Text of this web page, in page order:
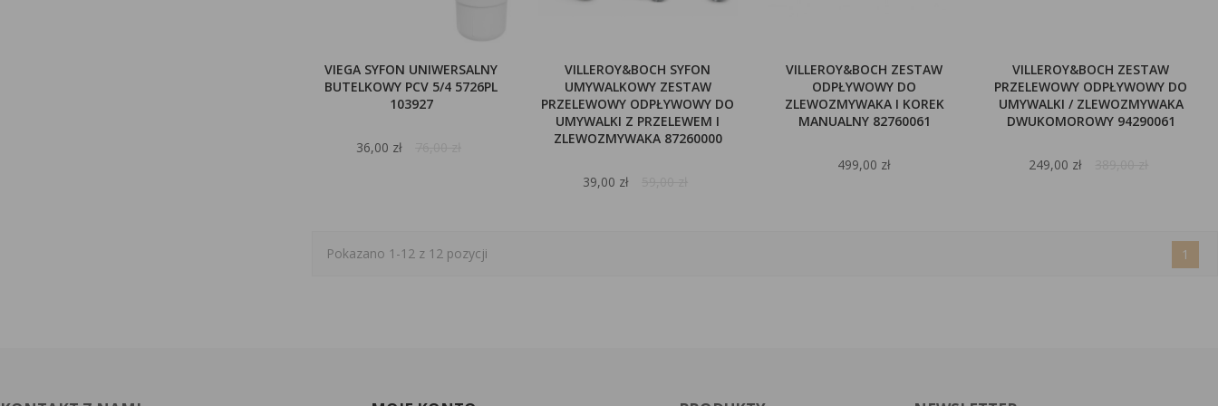
VIEGA SYFON UNIWERSALNY
BUTELKOWY PCV 5/4 5726PL
103927
36,00 zł
VILLEROY&BOCH SYFON
UMYWALKOWY ZESTAW
PRZELEWOWY ODPŁYWOWY DO
UMYWALKI Z PRZELEWEM I
ZLEWOZMYWAKA 87260000
39,00 zł
VILLEROY&BOCH ZESTAW
ODPŁYWOWY DO
ZLEWOZMYWAKA I KOREK
MANUALNY 82760061
499,00 zł
VILLEROY&BOCH ZESTAW
PRZELEWOWY ODPŁYWOWY DO
UMYWALKI / ZLEWOZMYWAKA
DWUKOMOROWY 94290061
249,00 zł
Pokazano 1-12 z 12 pozycji 1